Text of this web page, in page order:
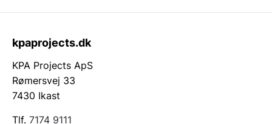
kpaprojects.dk
KPA Projects ApS
Rømersvej 33
7430 Ikast
Tlf. 7174 9111